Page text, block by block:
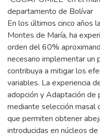
departamento de Bolívar
En los últimos cinco años
Montes de María, ha
orden del 60%
necesario implementar un
contribuya a mitigar los
variables. La experiencia
adopción y Adaptación de
mediante selección masal
que permiten obtener
introducidas en núcleos